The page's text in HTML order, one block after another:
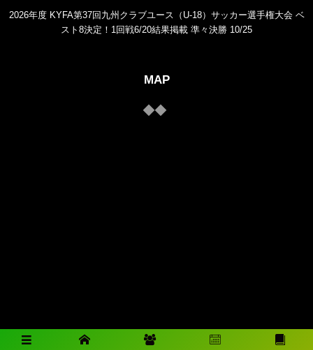
2026年度 KYFA第37回九州クラブユース（U-18）サッカー選手権大会 ベ
スト8決定！1回戦6/20結果掲載 準々決勝 10/25
MAP